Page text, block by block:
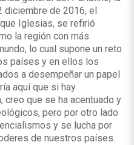
diciembre de 2016, el
Iglesias, se refirió
la región con más
lo cual supone un reto
países y en ellos los
a desempeñar un papel
aquí que si hay
creo que se ha acentuado y
pero por otro lado
y se lucha por
de nuestros países.